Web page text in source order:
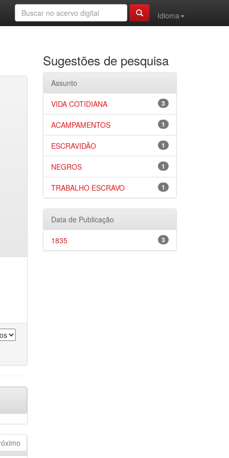
Idioma
Sugestões de pesquisa
Assunto
3
VIDA COTIDIANA
1
ACAMPAMENTOS
1
ESCRAVIDÃO
1
NEGROS
1
TRABALHO ESCRAVO
Data de Publicação
3
1835